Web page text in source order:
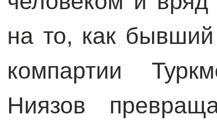
на то, как
компартии
Ниязов